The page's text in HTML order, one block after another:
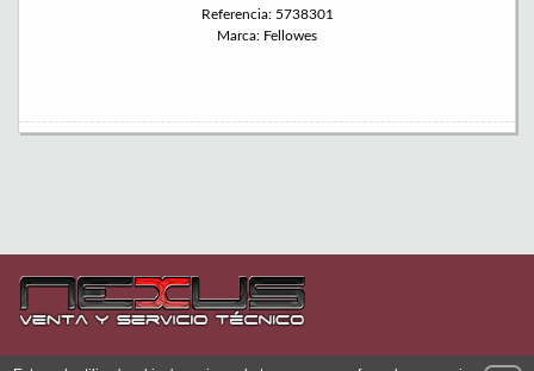
Referencia: 5738301
Marca: Fellowes